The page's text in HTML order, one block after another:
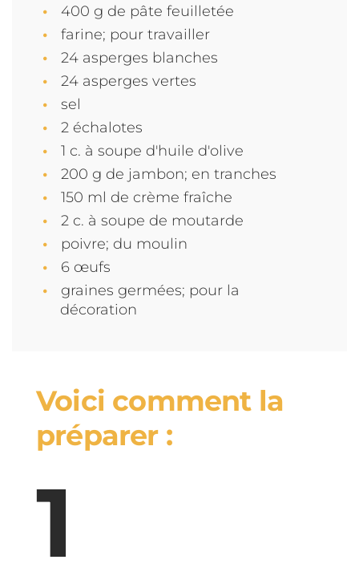
400 g de pâte feuilletée
farine; pour travailler
24 asperges blanches
24 asperges vertes
sel
2 échalotes
1 c. à soupe d'huile d'olive
200 g de jambon; en tranches
150 ml de crème fraîche
2 c. à soupe de moutarde
poivre; du moulin
6 œufs
graines germées; pour la
décoration
Voici comment la
préparer :